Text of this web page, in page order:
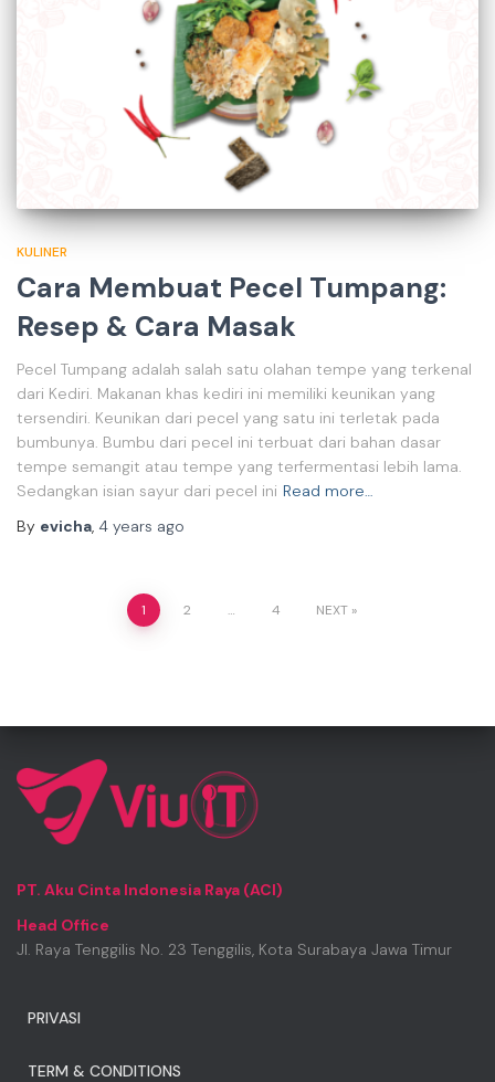
KULINER
Cara Membuat Pecel Tumpang:
Resep & Cara Masak
Pecel Tumpang adalah salah satu olahan tempe yang terkenal
dari Kediri. Makanan khas kediri ini memiliki keunikan yang
tersendiri. Keunikan dari pecel yang satu ini terletak pada
bumbunya. Bumbu dari pecel ini terbuat dari bahan dasar
tempe semangit atau tempe yang terfermentasi lebih lama.
Sedangkan isian sayur dari pecel ini Read more…
By evicha 4 years ago
1 2 … 4 NEXT
PT. Aku Cinta Indonesia Raya (ACI)
Head Office
Jl. Raya Tenggilis No. 23 Tenggilis, Kota Surabaya Jawa Timur
PRIVASI
TERM & CONDITIONS